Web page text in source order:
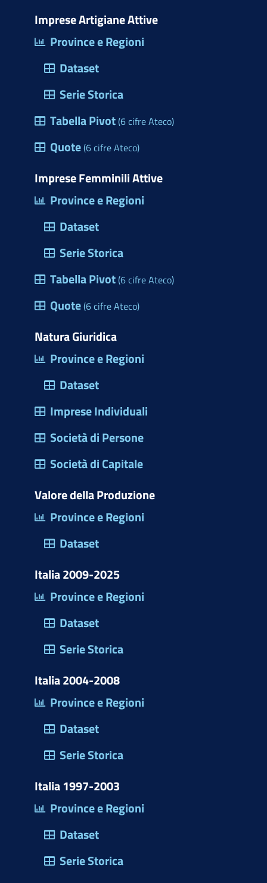
t
t
r
)
d
o
a
r
e
n
a
n
e
t
r
a
d
a
l
g
o
o
o
mImprese Artigiane Attive
Province e Regioni
Dataset
Serie Storica
Tabella Pivot(6 cifre Ateco)
Quote(6 cifre Ateco)
Imprese Femminili Attive
Province e Regioni
Dataset
Serie Storica
Tabella Pivot(6 cifre Ateco)
Quote(6 cifre Ateco)
Natura Giuridica
Province e Regioni
Dataset
Imprese Individuali
Società di Persone
Società di Capitale
Valore della Produzione
Province e Regioni
Dataset
Italia 2009-2025
Province e Regioni
Dataset
Serie Storica
Italia 2004-2008
Province e Regioni
Dataset
Serie Storica
Italia 1997-2003
Province e Regioni
Dataset
Serie Storica